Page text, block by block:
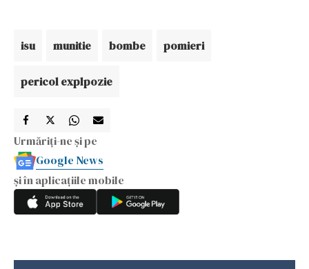
isu munitie bombe pomieri
pericol explpozie
Urmăriți-ne și pe
Google News
și în aplicațiile mobile